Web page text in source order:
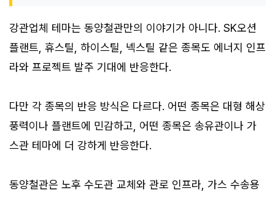
강관업체 테마는 동양철관만의 이야기가 아니다. SK오션
플랜트, 휴스틸, 하이스틸, 넥스틸 같은 종목도 에너지 인프
라와 프로젝트 발주 기대에 반응한다.
다만 각 종목의 반응 방식은 다르다. 어떤 종목은 대형 해상
풍력이나 플랜트에 민감하고, 어떤 종목은 송유관이나 가
스관 테마에 더 강하게 반응한다.
동양철관은 노후 수도관 교체와 관로 인프라, 가스 수송용